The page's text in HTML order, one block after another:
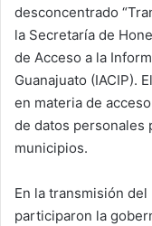
desconcentrado
la Secretaría de
de Acceso a la
Guanajuato (IACIP).
en materia de
de datos personales
municipios.
En la transmisión
participaron la